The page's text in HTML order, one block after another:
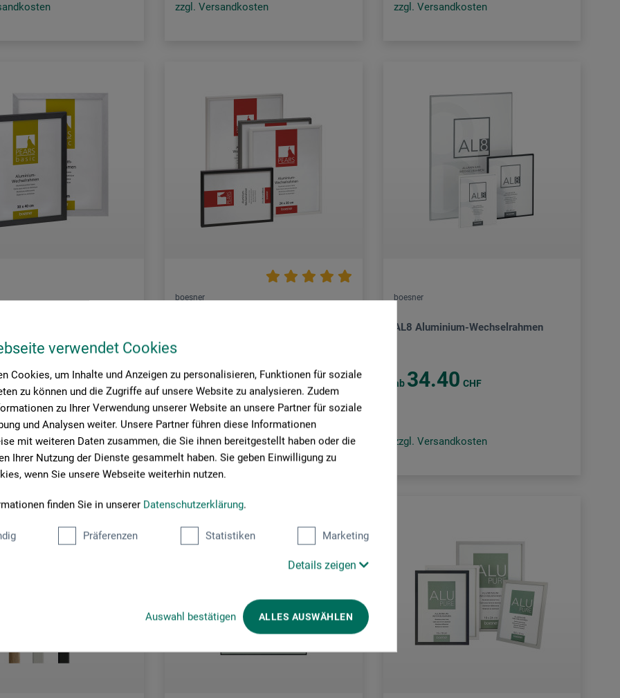
verwendet Cookies
Cookies, um Inhalte und Anzeigen zu personalisieren, Funktionen für soziale
zu können und die Zugriffe auf unsere Website zu analysieren. Zudem
zu Ihrer Verwendung unserer Website an unsere Partner für soziale
und Analysen weiter. Unsere Partner führen diese Informationen
mit weiteren Daten zusammen, die Sie ihnen bereitgestellt haben oder die
Ihrer Nutzung der Dienste gesammelt haben. Sie geben Einwilligung zu
wenn Sie unsere Webseite weiterhin nutzen.
finden Sie in unserer Datenschutzerklärung.
Präferenzen Statistiken Marketing
Details zeigen
Auswahl bestätigen ALLES AUSWÄHLEN
zzgl. Versandkosten zzgl. Versandkosten
boesner
ab 16.30 CHF
zzgl. Versandkosten
boesner
AL8 Aluminium-Wechselrahmen
ab 34.40 CHF
zzgl. Versandkosten